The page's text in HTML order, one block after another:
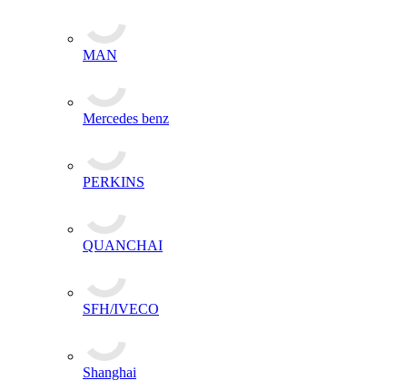
MAN
Mercedes benz
PERKINS
QUANCHAI
SFH/IVECO
Shanghai